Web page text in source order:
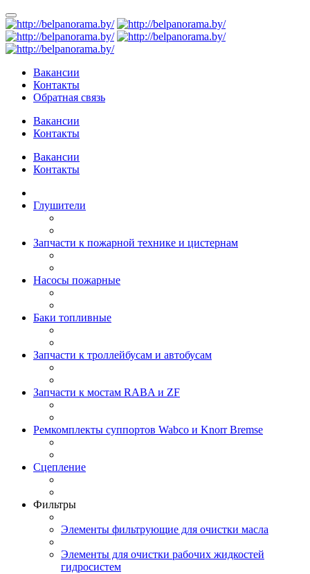
Вакансии
Контакты
Обратная связь
Вакансии
Контакты
Вакансии
Контакты
Глушители
Запчасти к пожарной технике и цистернам
Насосы пожарные
Баки топливные
Запчасти к троллейбусам и автобусам
Запчасти к мостам RABA и ZF
Ремкомплекты суппортов Wabco и Knorr Bremse
Сцепление
Фильтры
Элементы фильтрующие для очистки масла
Элементы для очистки рабочих жидкостей
гидросистем